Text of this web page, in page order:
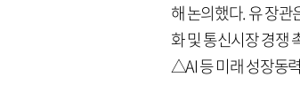
해 논의했다. 유 장
화 및 통신시장 경쟁
△AI 등 미래 성장동